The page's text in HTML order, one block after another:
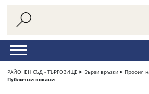
РАЙОНЕН СЪД - ТЪРГОВИЩЕ Бързи връзки
Профил
Публични покани